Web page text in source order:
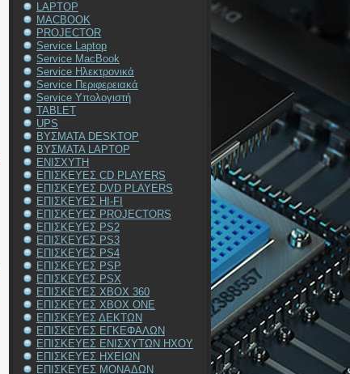
LAPTOP
MACBOOK
PROJECTOR
Service Laptop
Service MacBook
Service Ηλεκτρονικά
Service Περιφερειακά
Service Υπολογιστή
TABLET
UPS
ΒΥΣΜΑΤΑ DESKTOP
ΒΥΣΜΑΤΑ LAPTOP
ΕΝΙΣΧΥΤΗ
ΕΠΙΣΚΕΥΕΣ CD PLAYERS
ΕΠΙΣΚΕΥΕΣ DVD PLAYERS
ΕΠΙΣΚΕΥΕΣ HI-FI
ΕΠΙΣΚΕΥΕΣ PROJECTORS
ΕΠΙΣΚΕΥΕΣ PS2
ΕΠΙΣΚΕΥΕΣ PS3
ΕΠΙΣΚΕΥΕΣ PS4
ΕΠΙΣΚΕΥΕΣ PSP
ΕΠΙΣΚΕΥΕΣ PSX
ΕΠΙΣΚΕΥΕΣ XBOX 360
ΕΠΙΣΚΕΥΕΣ XBOX ONE
ΕΠΙΣΚΕΥΕΣ ΔΕΚΤΩΝ
ΕΠΙΣΚΕΥΕΣ ΕΓΚΕΦΑΛΩΝ
ΕΠΙΣΚΕΥΕΣ ΕΝΙΣΧΥΤΩΝ ΗΧΟΥ
ΕΠΙΣΚΕΥΕΣ ΗΧΕΙΩΝ
ΕΠΙΣΚΕΥΕΣ ΜΟΝΑΔΩΝ